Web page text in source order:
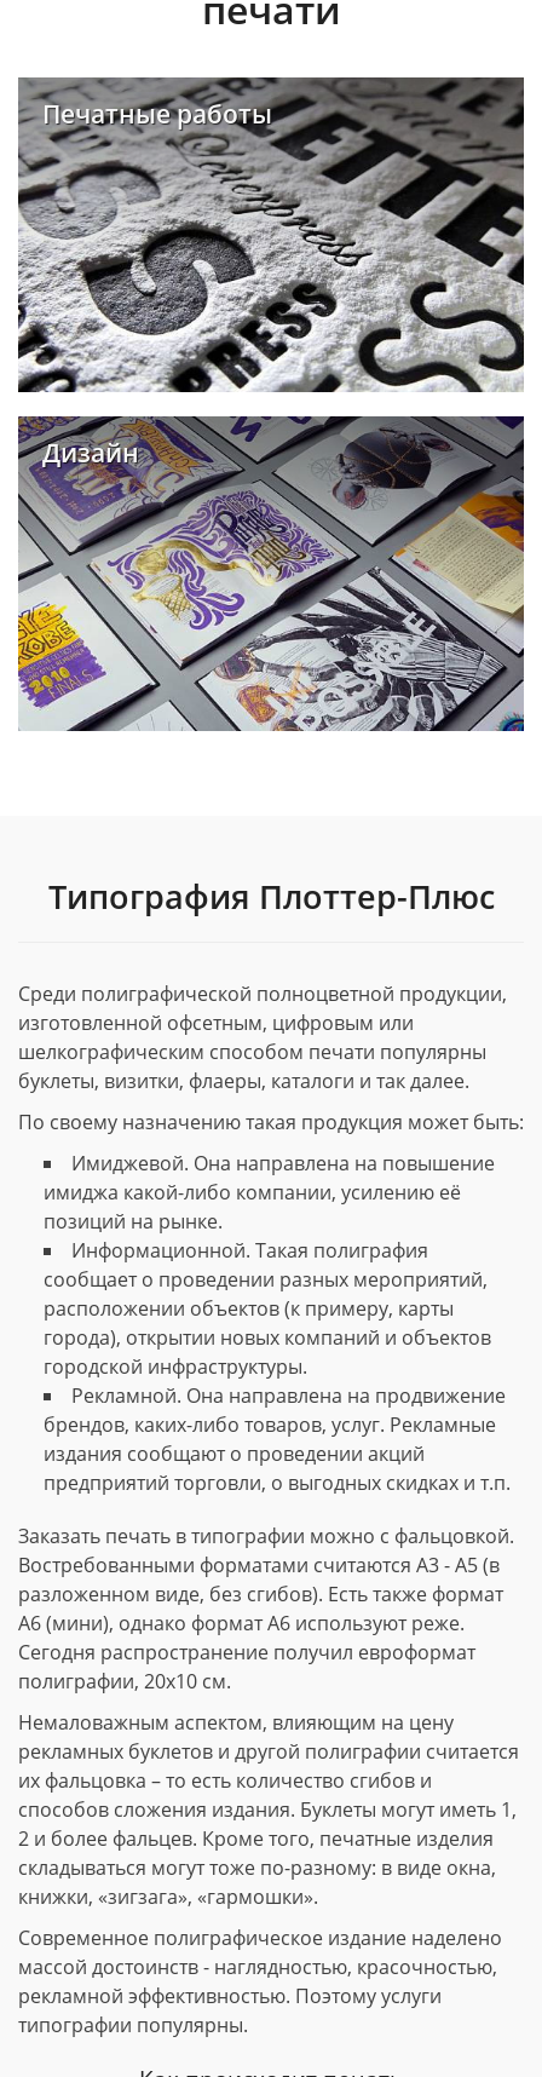
Печатные работы
Дизайн
Типография Плоттер-Плюс
Среди полиграфической полноцветной продукции,
изготовленной офсетным, цифровым или
шелкографическим способом печати популярны
буклеты, визитки, флаеры, каталоги и так далее.
По своему назначению такая продукция может быть:
Имиджевой. Она направлена на повышение
имиджа какой-либо компании, усилению её
позиций на рынке.
Информационной. Такая полиграфия
сообщает о проведении разных мероприятий,
расположении объектов (к примеру, карты
города), открытии новых компаний и объектов
городской инфраструктуры.
Рекламной. Она направлена на продвижение
брендов, каких-либо товаров, услуг. Рекламные
издания сообщают о проведении акций
предприятий торговли, о выгодных скидках и т.п.
Заказать печать в типографии можно с фальцовкой.
Востребованными форматами считаются А3 - А5 (в
разложенном виде, без сгибов). Есть также формат
А6 (мини), однако формат А6 используют реже.
Сегодня распространение получил евроформат
полиграфии, 20х10 см.
Немаловажным аспектом, влияющим на цену
рекламных буклетов и другой полиграфии считается
их фальцовка – то есть количество сгибов и
способов сложения издания. Буклеты могут иметь 1,
2 и более фальцев. Кроме того, печатные изделия
складываться могут тоже по-разному: в виде окна,
книжки, «зигзага», «гармошки».
Современное полиграфическое издание наделено
массой достоинств - наглядностью, красочностью,
рекламной эффективностью. Поэтому услуги
типографии популярны.